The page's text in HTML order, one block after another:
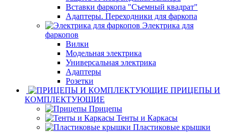
Вставки фаркопа "Съемный квадрат"
Адаптеры. Переходники для фаркопа
Электрика для
фаркопов
Вилки
Модельная электрика
Универсальная электрика
Адаптеры
Розетки
ПРИЦЕПЫ И
КОМПЛЕКТУЮЩИЕ
Прицепы
Тенты и Каркасы
Пластиковые крышки